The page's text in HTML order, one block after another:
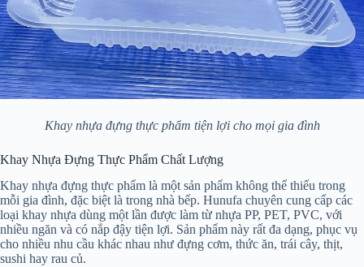
Khay nhựa đựng thực phẩm tiện lợi cho mọi gia đình
Khay Nhựa Đựng Thực Phẩm Chất Lượng
Khay nhựa đựng thực phẩm là một sản phẩm không thể thiếu trong
mỗi gia đình, đặc biệt là trong nhà bếp. Hunufa chuyên cung cấp các
loại khay nhựa dùng một lần được làm từ nhựa PP, PET, PVC, với
nhiều ngăn và có nắp đậy tiện lợi. Sản phẩm này rất đa dạng, phục vụ
cho nhiều nhu cầu khác nhau như đựng cơm, thức ăn, trái cây, thịt,
sushi hay rau củ.